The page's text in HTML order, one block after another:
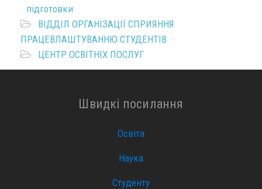
підготовки
ВІДДІЛ ОРГАНІЗАЦІЇ СПРИЯННЯ
ПРАЦЕВЛАШТУВАННЮ СТУДЕНТІВ
ЦЕНТР ОСВІТНІХ ПОСЛУГ
Швидкі посилання
Освіта
Наука
Студенту